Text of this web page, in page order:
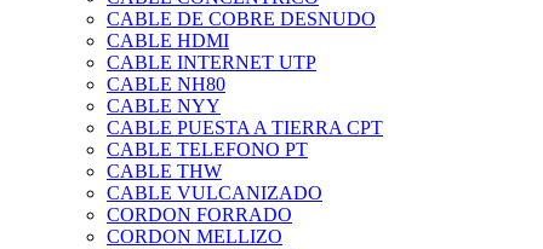
CABLE DE COBRE DESNUDO
CABLE HDMI
CABLE INTERNET UTP
CABLE NH80
CABLE NYY
CABLE PUESTA A TIERRA CPT
CABLE TELEFONO PT
CABLE THW
CABLE VULCANIZADO
CORDON FORRADO
CORDON MELLIZO